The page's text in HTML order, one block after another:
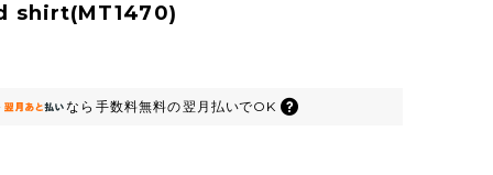
shirt(MT1470)
なら 手数料無料の翌月払いでOK